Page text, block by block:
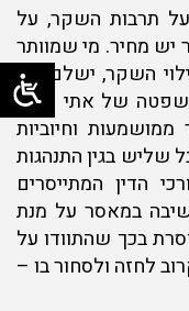
תרבות השקר, על
יש מחיר. מי שמוותר
השקר, ישלם את
של אתי אלון.
שנות מאסר ממושמעות וחיוביות
בגין התנהגות
הדין המתייסרים
במאסר על מנת
בכך שהתוודו על
לחזה ולסחור בו –